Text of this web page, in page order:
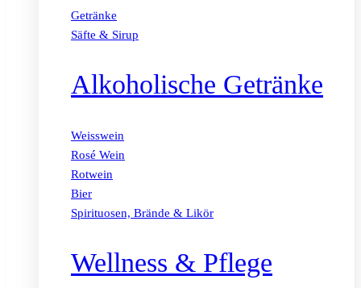
Getränke
Säfte & Sirup
Alkoholische Getränke
Weisswein
Rosé Wein
Rotwein
Bier
Spirituosen, Brände & Likör
Wellness & Pflege